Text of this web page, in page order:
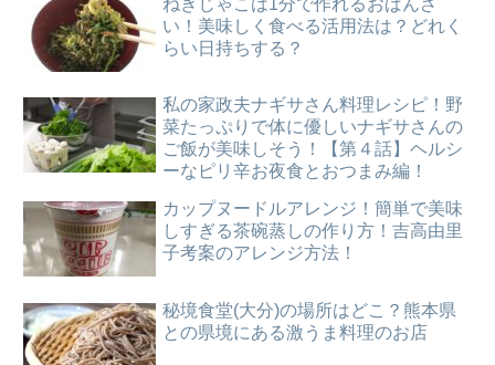
ねぎじゃこは1分で作れるおばんざ
い！美味しく食べる活用法は？どれく
らい日持ちする？
私の家政夫ナギサさん料理レシピ！野
菜たっぷりで体に優しいナギサさんの
ご飯が美味しそう！【第４話】ヘルシ
ーなピリ辛お夜食とおつまみ編！
カップヌードルアレンジ！簡単で美味
しすぎる茶碗蒸しの作り方！吉高由里
子考案のアレンジ方法！
秘境食堂(大分)の場所はどこ？熊本県
との県境にある激うま料理のお店